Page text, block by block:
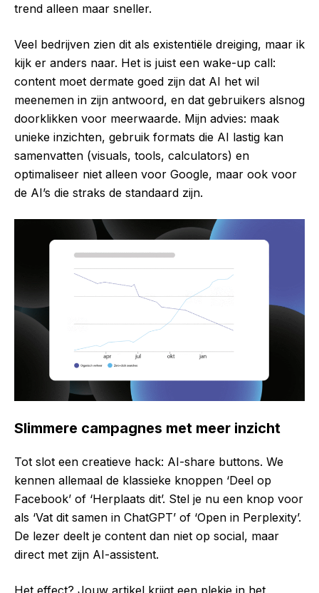
trend alleen maar sneller.
Veel bedrijven zien dit als existentiële dreiging, maar ik
kijk er anders naar. Het is juist een wake-up call:
content moet dermate goed zijn dat AI het wil
meenemen in zijn antwoord, en dat gebruikers alsnog
doorklikken voor meerwaarde. Mijn advies: maak
unieke inzichten, gebruik formats die AI lastig kan
samenvatten (visuals, tools, calculators) en
optimaliseer niet alleen voor Google, maar ook voor
de AI’s die straks de standaard zijn.
Slimmere campagnes met meer inzicht
Tot slot een creatieve hack: AI-share buttons. We
kennen allemaal de klassieke knoppen ‘Deel op
Facebook’ of ‘Herplaats dit’. Stel je nu een knop voor
als ‘Vat dit samen in ChatGPT’ of ‘Open in Perplexity’.
De lezer deelt je content dan niet op social, maar
direct met zijn AI-assistent.
Het effect? Jouw artikel krijgt een plekje in het